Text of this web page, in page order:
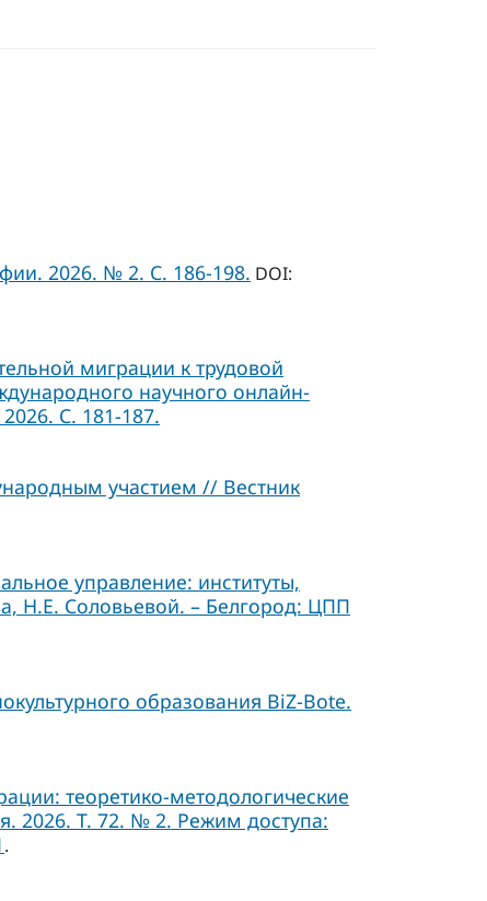
2026. № 2. С. 186-198. DOI:
миграции к трудовой
научного онлайн-
С. 181-187.
участием // Вестник
управление: институты,
Н.Е. Соловьевой. – Белгород: ЦПП
образования BiZ-Bote.
теоретико-методологические
2026. Т. 72. № 2. Режим доступа:
.